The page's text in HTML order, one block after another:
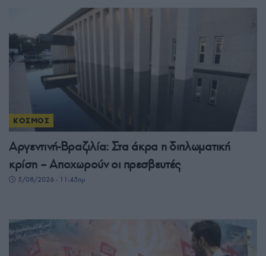
ΚΟΣΜΟΣ
Αργεντινή-Βραζιλία: Στα άκρα η διπλωματική
κρίση – Αποχωρούν οι πρεσβευτές
5/08/2026 - 11:45πμ